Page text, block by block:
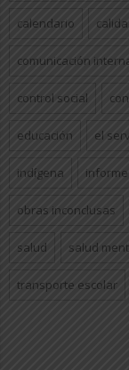
calendario
comunicación
control social
educación el
indígena informe
obras inconclusas
salud salud
transporte escolar